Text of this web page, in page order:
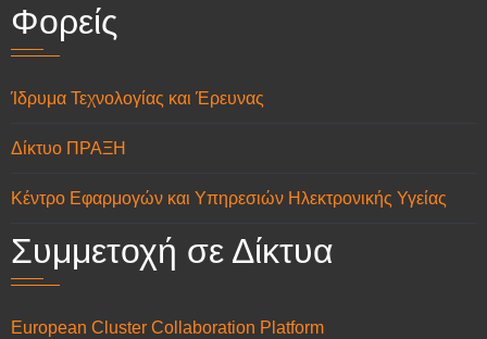
Φορείς
Ίδρυμα Τεχνολογίας και Έρευνας
Δίκτυο ΠΡΑΞΗ
Κέντρο Εφαρμογών και Υπηρεσιών Ηλεκτρονικής Υγείας
Συμμετοχή σε Δίκτυα
European Cluster Collaboration Platform